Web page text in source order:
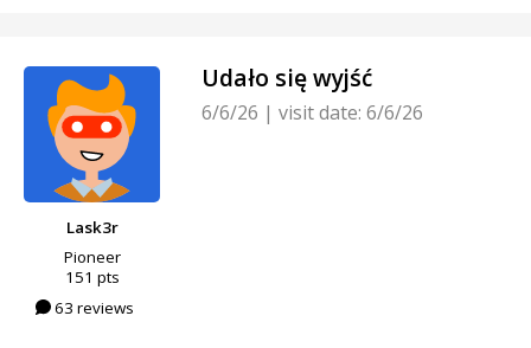
Lask3r
Pioneer
151 pts
63 reviews
Udało się wyjść
6/6/26 | visit date: 6/6/26